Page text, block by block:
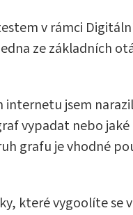
v rámci
ze základních
internetu jsem
vypadat nebo
grafu je vhodné
které vygoolíte se